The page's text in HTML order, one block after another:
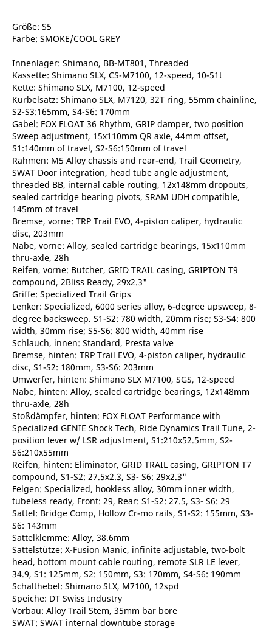
Größe: S5
Farbe: SMOKE/COOL GREY
Innenlager: Shimano, BB-MT801, Threaded
Kassette: Shimano SLX, CS-M7100, 12-speed, 10-51t
Kette: Shimano SLX, M7100, 12-speed
Kurbelsatz: Shimano SLX, M7120, 32T ring, 55mm chainline,
S2-S3:165mm, S4-S6: 170mm
Gabel: FOX FLOAT 36 Rhythm, GRIP damper, two position
Sweep adjustment, 15x110mm QR axle, 44mm offset,
S1:140mm of travel, S2-S6:150mm of travel
Rahmen: M5 Alloy chassis and rear-end, Trail Geometry,
SWAT Door integration, head tube angle adjustment,
threaded BB, internal cable routing, 12x148mm dropouts,
sealed cartridge bearing pivots, SRAM UDH compatible,
145mm of travel
Bremse, vorne: TRP Trail EVO, 4-piston caliper, hydraulic
disc, 203mm
Nabe, vorne: Alloy, sealed cartridge bearings, 15x110mm
thru-axle, 28h
Reifen, vorne: Butcher, GRID TRAIL casing, GRIPTON T9
compound, 2Bliss Ready, 29x2.3"
Griffe: Specialized Trail Grips
Lenker: Specialized, 6000 series alloy, 6-degree upsweep, 8-
degree backsweep. S1-S2: 780 width, 20mm rise; S3-S4: 800
width, 30mm rise; S5-S6: 800 width, 40mm rise
Schlauch, innen: Standard, Presta valve
Bremse, hinten: TRP Trail EVO, 4-piston caliper, hydraulic
disc, S1-S2: 180mm, S3-S6: 203mm
Umwerfer, hinten: Shimano SLX M7100, SGS, 12-speed
Nabe, hinten: Alloy, sealed cartridge bearings, 12x148mm
thru-axle, 28h
Stoßdämpfer, hinten: FOX FLOAT Performance with
Specialized GENIE Shock Tech, Ride Dynamics Trail Tune, 2-
position lever w/ LSR adjustment, S1:210x52.5mm, S2-
S6:210x55mm
Reifen, hinten: Eliminator, GRID TRAIL casing, GRIPTON T7
compound, S1-S2: 27.5x2.3, S3- S6: 29x2.3"
Felgen: Specialized, hookless alloy, 30mm inner width,
tubeless ready, Front: 29, Rear: S1-S2: 27.5, S3- S6: 29
Sattel: Bridge Comp, Hollow Cr-mo rails, S1-S2: 155mm, S3-
S6: 143mm
Sattelklemme: Alloy, 38.6mm
Sattelstütze: X-Fusion Manic, infinite adjustable, two-bolt
head, bottom mount cable routing, remote SLR LE lever,
34.9, S1: 125mm, S2: 150mm, S3: 170mm, S4-S6: 190mm
Schalthebel: Shimano SLX, M7100, 12spd
Speiche: DT Swiss Industry
Vorbau: Alloy Trail Stem, 35mm bar bore
SWAT: SWAT internal downtube storage